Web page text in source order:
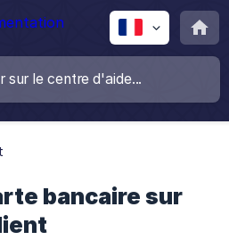
bancaire sur